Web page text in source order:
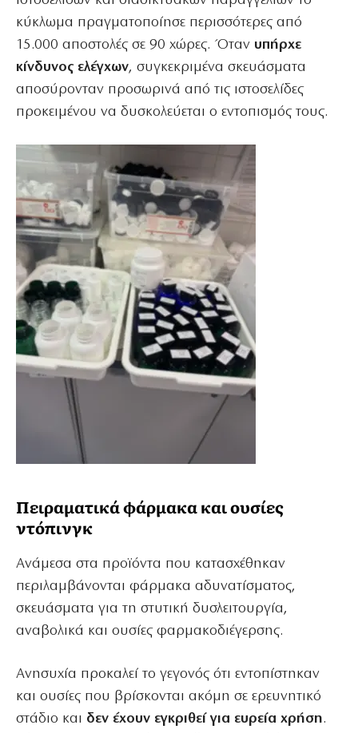
κύκλωμα πραγματοποίησε περισσότερες από
15.000 αποστολές σε 90 χώρες. Όταν υπήρχε
κίνδυνος ελέγχων, συγκεκριμένα σκευάσματα
αποσύρονταν προσωρινά από τις ιστοσελίδες
προκειμένου να δυσκολεύεται ο εντοπισμός τους.
Πειραματικά φάρμακα και ουσίες
ντόπινγκ
Ανάμεσα στα προϊόντα που κατασχέθηκαν
περιλαμβάνονται φάρμακα αδυνατίσματος,
σκευάσματα για τη στυτική δυσλειτουργία,
αναβολικά και ουσίες φαρμακοδιέγερσης.
Ανησυχία προκαλεί το γεγονός ότι εντοπίστηκαν
και ουσίες που βρίσκονται ακόμη σε ερευνητικό
στάδιο και δεν έχουν εγκριθεί για ευρεία χρήση.